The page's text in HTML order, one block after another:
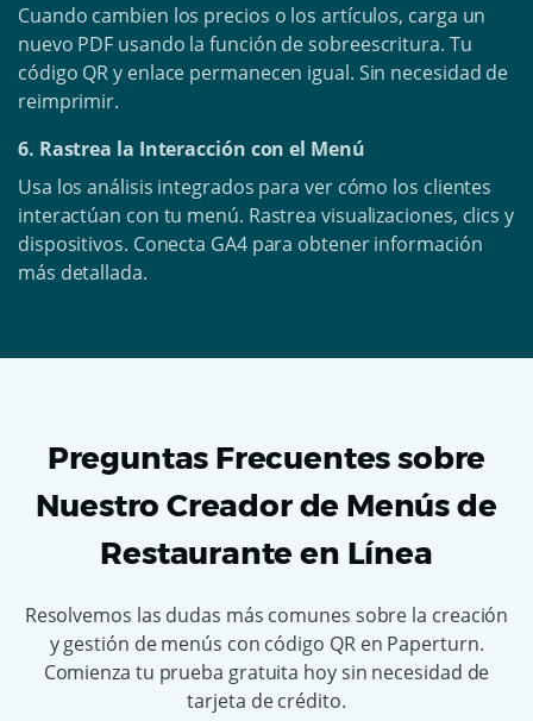
Cuando cambien los precios o los artículos, carga un
nuevo PDF usando la función de sobreescritura. Tu
código QR y enlace permanecen igual. Sin necesidad de
reimprimir.
6. Rastrea la Interacción con el Menú
Usa los análisis integrados para ver cómo los clientes
interactúan con tu menú. Rastrea visualizaciones, clics y
dispositivos. Conecta GA4 para obtener información
más detallada.
Preguntas Frecuentes sobre
Nuestro Creador de Menús de
Restaurante en Línea
Resolvemos las dudas más comunes sobre la creación
y gestión de menús con código QR en Paperturn.
Comienza tu prueba gratuita hoy sin necesidad de
tarjeta de crédito.